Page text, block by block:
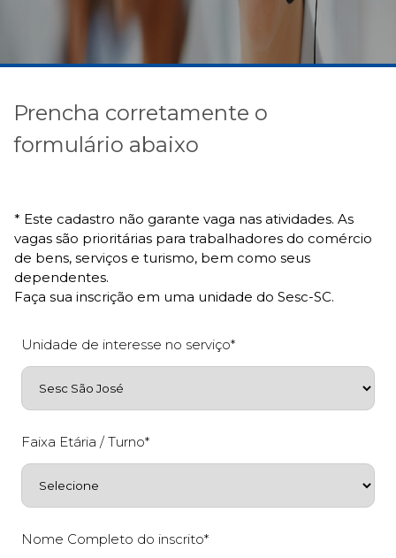
Prencha corretamente o
formulário abaixo
* Este cadastro não garante vaga nas atividades. As
vagas são prioritárias para trabalhadores do comércio
de bens, serviços e turismo, bem como seus
dependentes.
Faça sua inscrição em uma unidade do Sesc-SC.
Unidade de interesse no serviço*
Faixa Etária / Turno*
Nome Completo do inscrito*